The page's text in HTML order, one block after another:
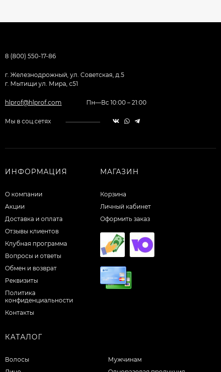
8 (800) 550-17-86
г. Железнодрожный, ул. Советская, д.5
г. Мытищи ул. Мира, с51
hlprof@hlprof.com Пн—Вс 10:00 – 21:00
Мы в соц.сетях
ИНФОРМАЦИЯ
О компании
Акции
Доставка и оплата
Отзывы клиентов
Клубная программа
Вопросы и ответы
Обмен и возврат
Реквизиты
Политика
конфиденциальности
Контакты
МАГАЗИН
Корзина
Личный кабинет
Оформить заказ
КАТАЛОГ
Волосы
Мужчинам